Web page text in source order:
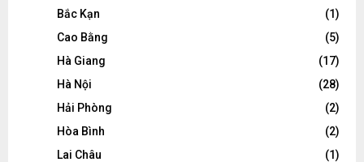
Bắc Kạn
(1)
Cao Bằng
(5)
Hà Giang
(17)
Hà Nội
(28)
Hải Phòng
(2)
Hòa Bình
(2)
Lai Châu
(1)